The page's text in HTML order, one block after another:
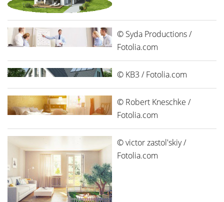
© Syda Productions /
Fotolia.com
© KB3 / Fotolia.com
© Robert Kneschke /
Fotolia.com
© victor zastol'skiy /
Fotolia.com